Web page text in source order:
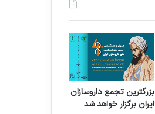
بزرگترین تجمع داروسازان
ایران برگزار خواهد شد